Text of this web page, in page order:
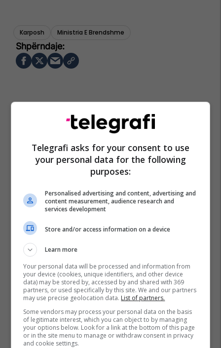
Karposh Ministria E Brendshme
Telegrafi asks for your consent to use
your personal data for the following
purposes:
Personalised advertising and content, advertising and
content measurement, audience research and
services development
Store and/or access information on a device
Learn more
Your personal data will be processed and information from
your device (cookies, unique identifiers, and other device
data) may be stored by, accessed by and shared with 369
partners, or used specifically by this site. We and our partners
may use precise geolocation data. List of partners.
Some vendors may process your personal data on the basis
of legitimate interest, which you can object to by managing
your options below. Look for a link at the bottom of this page
or in the site menu to manage or withdraw consent in privacy
and cookie settings.